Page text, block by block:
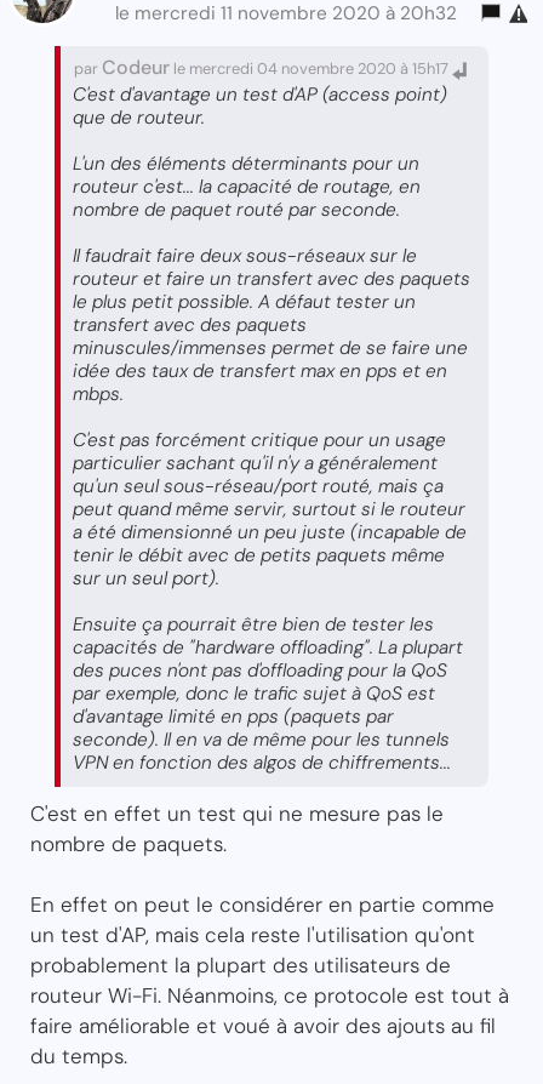
le mercredi 11 novembre 2020 à 20h32
par Codeur le mercredi 04 novembre 2020 à 15h17
C'est d'avantage un test d'AP (access point)
que de routeur.
L'un des éléments déterminants pour un
routeur c'est... la capacité de routage, en
nombre de paquet routé par seconde.
Il faudrait faire deux sous-réseaux sur le
routeur et faire un transfert avec des paquets
le plus petit possible. A défaut tester un
transfert avec des paquets
minuscules/immenses permet de se faire une
idée des taux de transfert max en pps et en
mbps.
C'est pas forcément critique pour un usage
particulier sachant qu'il n'y a généralement
qu'un seul sous-réseau/port routé, mais ça
peut quand même servir, surtout si le routeur
a été dimensionné un peu juste (incapable de
tenir le débit avec de petits paquets même
sur un seul port).
Ensuite ça pourrait être bien de tester les
capacités de "hardware offloading". La plupart
des puces n'ont pas d'offloading pour la QoS
par exemple, donc le trafic sujet à QoS est
d'avantage limité en pps (paquets par
seconde). Il en va de même pour les tunnels
VPN en fonction des algos de chiffrements...
C'est en effet un test qui ne mesure pas le
nombre de paquets.
En effet on peut le considérer en partie comme
un test d'AP, mais cela reste l'utilisation qu'ont
probablement la plupart des utilisateurs de
routeur Wi-Fi. Néanmoins, ce protocole est tout à
faire améliorable et voué à avoir des ajouts au fil
du temps.